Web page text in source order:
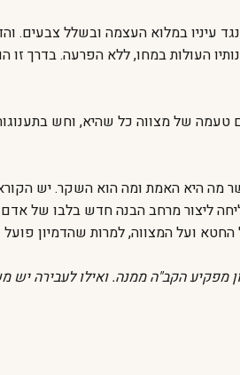
במלוא העצמה ובשלל צבעים.
העולות במחו, ללא הפרעה. בדרך
טעמה של מצווה כל שהיא, וחש
מה היא האמת ומה הוא השקר. יש
ליצור מרחב הבנה חדש בלבו של
ועל המצווה, למרות שהדמיון פועל
הקב"ה ממנה. ואילו לעבירה יש